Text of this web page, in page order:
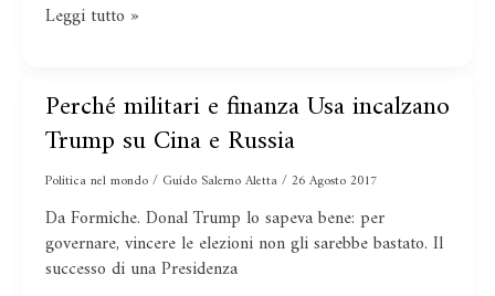
Leggi tutto »
Perché militari e finanza Usa incalzano
Trump su Cina e Russia
Politica nel mondo/ Guido Salerno Aletta/26 Agosto 2017
Da Formiche. Donal Trump lo sapeva bene: per
governare, vincere le elezioni non gli sarebbe bastato. Il
successo di una Presidenza
Perché
militari
e
finanza
Usa
incalzano
Trump
su